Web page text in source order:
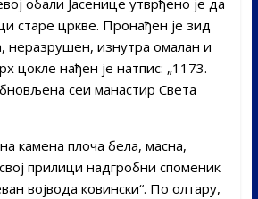
старе цркве. Пронађен је зид
неразрушен, изнутра омалан и
цокле нађен је натпис: „1173.
сеи манастир Света
камена плоча бела, масна,
свој прилици надгробни споменик
војвода ковински“. По олтару,